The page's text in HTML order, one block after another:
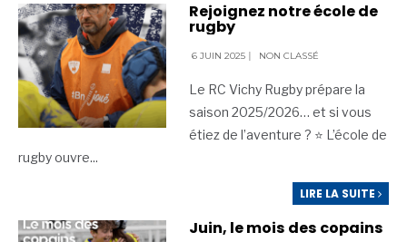
Rejoignez notre école de
rugby
6 JUIN 2025 NON CLASSÉ
Le RC Vichy Rugby prépare la
saison 2025/2026… et si vous
étiez de l’aventure ? ⭐️ L’école de
rugby ouvre...
LIRE LA SUITE
Juin, le mois des copains